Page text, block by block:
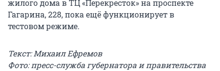
жилого дома в ТЦ «Перекресток» на проспекте
Гагарина, 228, пока ещё функционирует в
тестовом режиме.
Текст: Михаил Ефремов
Фото: пресс-служба губернатора и правительства